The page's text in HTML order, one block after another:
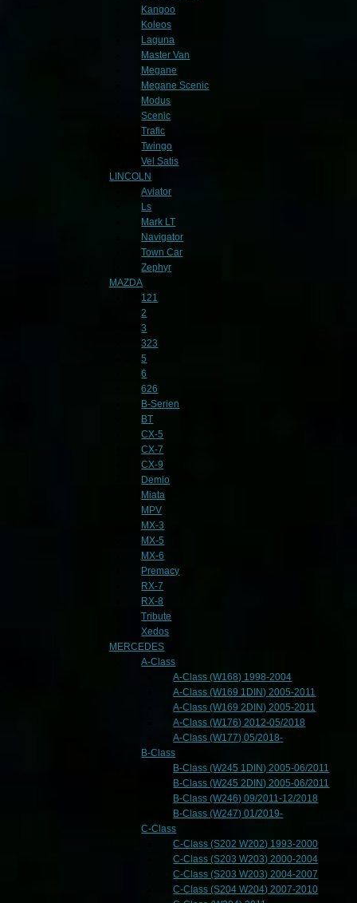
Kangoo
Koleos
Laguna
Master Van
Megane
Megane Scenic
Modus
Scenic
Trafic
Twingo
Vel Satis
LINCOLN
Aviator
Ls
Mark LT
Navigator
Town Car
Zephyr
MAZDA
121
2
3
323
5
6
626
B-Serien
BT
CX-5
CX-7
CX-9
Demio
Miata
MPV
MX-3
MX-5
MX-6
Premacy
RX-7
RX-8
Tribute
Xedos
MERCEDES
A-Class
A-Class (W168) 1998-2004
A-Class (W169 1DIN) 2005-2011
A-Class (W169 2DIN) 2005-2011
A-Class (W176) 2012-05/2018
A-Class (W177) 05/2018-
B-Class
B-Class (W245 1DIN) 2005-06/2011
B-Class (W245 2DIN) 2005-06/2011
B-Class (W246) 09/2011-12/2018
B-Class (W247) 01/2019-
C-Class
C-Class (S202 W202) 1993-2000
C-Class (S203 W203) 2000-2004
C-Class (S203 W203) 2004-2007
C-Class (S204 W204) 2007-2010